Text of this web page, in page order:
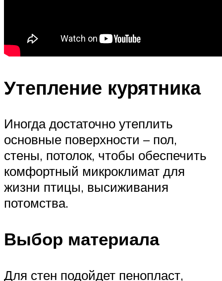
Утепление курятника
Иногда достаточно утеплить
основные поверхности – пол,
стены, потолок, чтобы обеспечить
комфортный микроклимат для
жизни птицы, высиживания
потомства.
Выбор материала
Для стен подойдет пенопласт,